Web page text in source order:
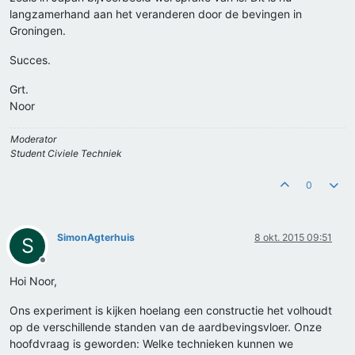
langzamerhand aan het veranderen door de bevingen in
Groningen.
Succes.
Grt.
Noor
Moderator
Student Civiele Techniek
0
S
Offline
SimonAgterhuis 8 okt. 2015 09:51
Hoi Noor,
Ons experiment is kijken hoelang een constructie het volhoudt
op de verschillende standen van de aardbevingsvloer. Onze
hoofdvraag is geworden: Welke technieken kunnen we